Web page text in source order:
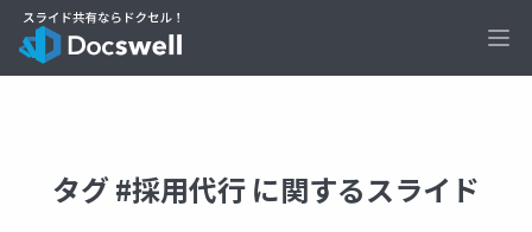
タグ #採用代行 に関するスライド